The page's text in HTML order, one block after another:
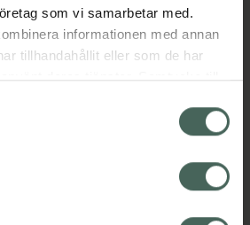
som vi samarbetar med.
informationen med annan
tillhandahållit eller som de har
deras tjänster. Samtycke till
via webbplatsens
återkallat samtycke påverkar inte
som skett innan återkallelsen.
moringafrön skyddar
miljörelaterad stress.
perfekt rengjord och